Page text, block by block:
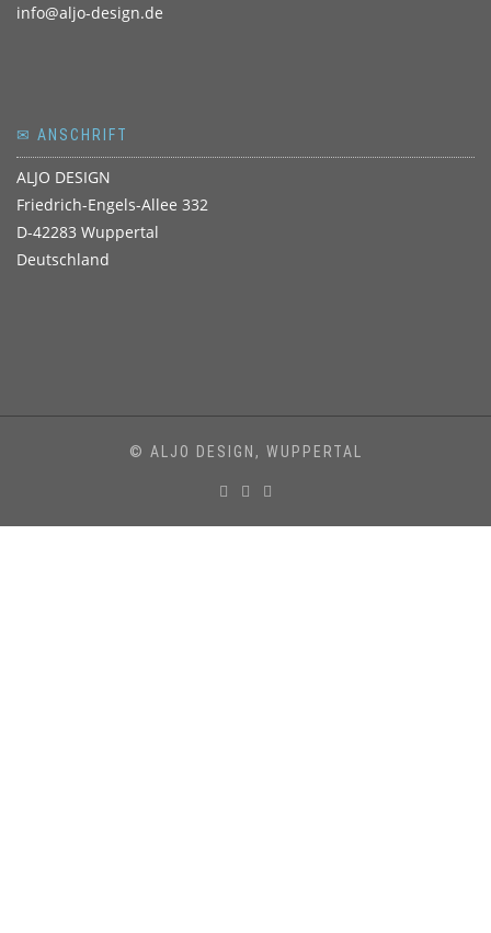
info@aljo-design.de
✉ ANSCHRIFT
ALJO DESIGN
Friedrich-Engels-Allee 332
D-42283 Wuppertal
Deutschland
© ALJO DESIGN, WUPPERTAL